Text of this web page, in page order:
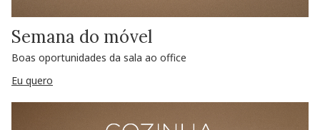
Semana do móvel
Boas oportunidades da sala ao office
Eu quero